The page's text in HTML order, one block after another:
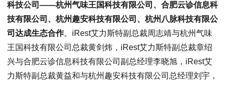
科技公司——杭州气味王国科技有限公司、合肥云诊信息科
技有限公司、杭州趣安科技有限公司、杭州八脉科技有限公
司达成生态合作。iRest艾力斯特副总裁周志靖与杭州气味
王国科技有限公司总裁黄剑炜，iRest艾力斯特副总裁章绍
兴与合肥云诊信息科技有限公司副总经理李晓旭，iRest艾
力斯特副总裁黄益和与杭州趣安科技有限公司总经理刘宇，